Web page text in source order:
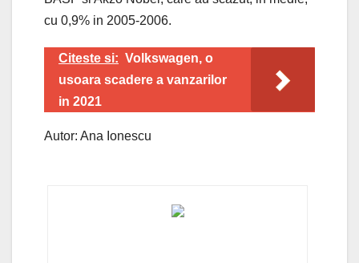
cu 0,9% in 2005-2006.
Citeste si: Volkswagen, o
usoara scadere a vanzarilor
in 2021
Autor: Ana Ionescu